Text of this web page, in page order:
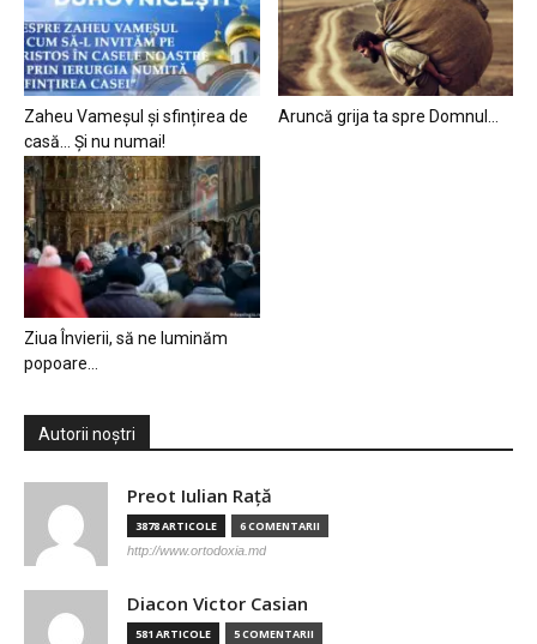
Zaheu Vameșul și sfințirea de
casă… Și nu numai!
Aruncă grija ta spre Domnul…
Ziua Învierii, să ne luminăm
popoare…
Autorii noștri
Preot Iulian Raţă
3878 ARTICOLE 6 COMENTARII
http://www.ortodoxia.md
Diacon Victor Casian
581 ARTICOLE 5 COMENTARII